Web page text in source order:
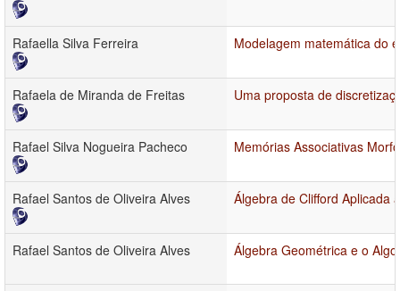
Rafaella Silva Ferreira Modelagem matemática do
Rafaela de Miranda de Freitas Uma proposta de
Rafael Silva Nogueira Pacheco Memórias Associativas
Rafael Santos de Oliveira Alves Álgebra de Clifford Aplicada
Rafael Santos de Oliveira Alves Álgebra Geométrica e o